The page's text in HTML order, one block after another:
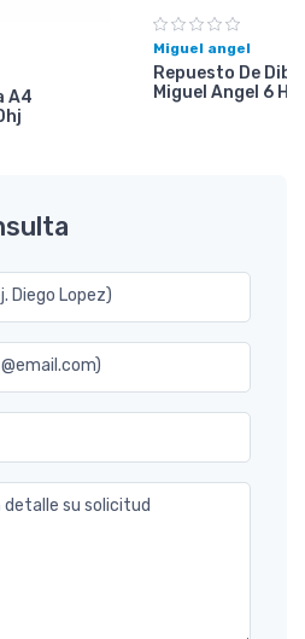
A4
Miguel angel
Repuesto De
Miguel Angel 6
Diego Lopez)
detalle su solicitud